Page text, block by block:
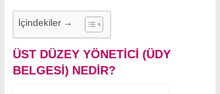
İçindekiler →
ÜST DÜZEY YÖNETICI (ÜDY
BELGESI) NEDIR?